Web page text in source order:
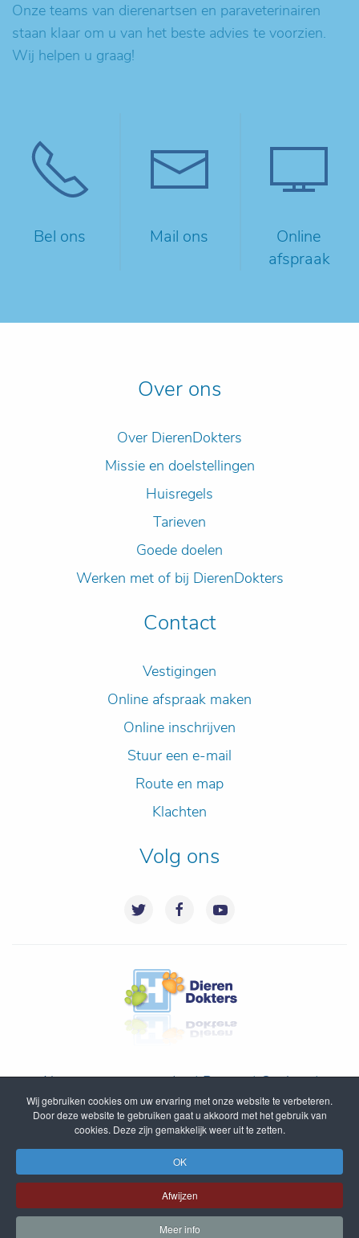
Onze teams van dierenartsen en paraveterinairen
staan klaar om u van het beste advies te voorzien.
Wij helpen u graag!
Bel ons Mail ons
Online
afspraak
Over ons
Over DierenDokters
Missie en doelstellingen
Huisregels
Tarieven
Goede doelen
Werken met of bij DierenDokters
Contact
Vestigingen
Online afspraak maken
Online inschrijven
Stuur een e-mail
Route en map
Klachten
Volg ons
Algemene voorwaarden|Privacy|Cookies|
Disclaimer|Inloggen|Sitemap
© DierenDokters B.V. 2005 - 2020
Wij gebruiken cookies om uw ervaring met onze website te verbeteren.
Door deze website te gebruiken gaat u akkoord met het gebruik van
cookies. Deze zijn gemakkelijk weer uit te zetten.
OK
Afwijzen
Meer info